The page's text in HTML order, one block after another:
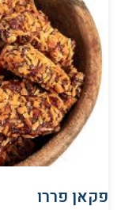
פקאן פררו